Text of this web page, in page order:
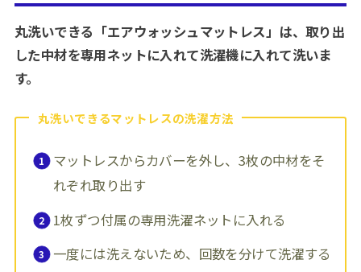
丸洗いできる「エアウォッシュマットレス」は、取り出
した中材を専用ネットに入れて洗濯機に入れて洗いま
す。
丸洗いできるマットレスの洗濯方法
マットレスからカバーを外し、3枚の中材をそ
れぞれ取り出す
1枚ずつ付属の専用洗濯ネットに入れる
一度には洗えないため、回数を分けて洗濯する